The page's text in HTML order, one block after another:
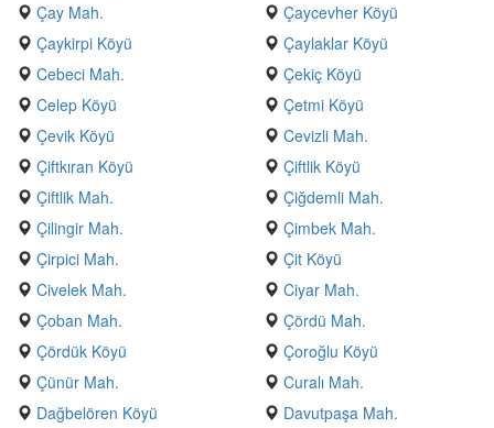
Çay Mah.
Çaycevher Köyü
Çaykirpi Köyü
Çaylaklar Köyü
Cebeci Mah.
Çekiç Köyü
Celep Köyü
Çetmi Köyü
Çevik Köyü
Cevizli Mah.
Çiftkıran Köyü
Çiftlik Köyü
Çiftlik Mah.
Çiğdemli Mah.
Çilingir Mah.
Çimbek Mah.
Çirpici Mah.
Çit Köyü
Civelek Mah.
Ciyar Mah.
Çoban Mah.
Çördü Mah.
Çördük Köyü
Çoroğlu Köyü
Çünür Mah.
Curalı Mah.
Dağbelören Köyü
Davutpaşa Mah.